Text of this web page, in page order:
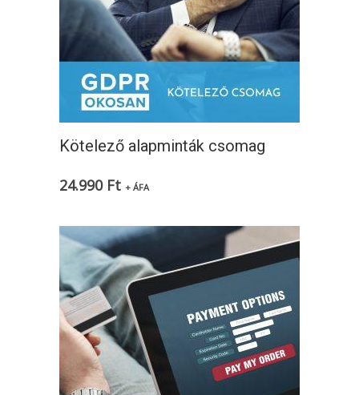
Kötelező alapminták csomag
24.990 Ft + ÁFA